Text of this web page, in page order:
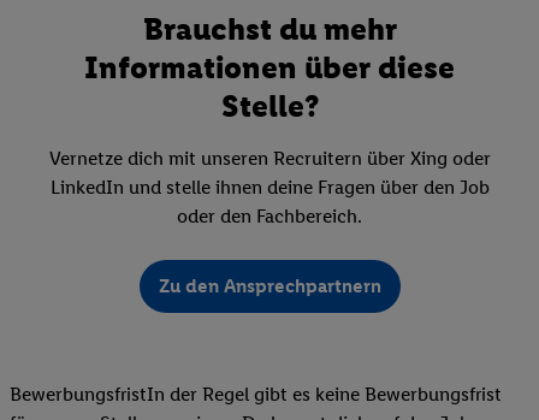
Brauchst du mehr
Informationen über diese
Stelle?
Vernetze dich mit unseren Recruitern über Xing oder
LinkedIn und stelle ihnen deine Fragen über den Job
oder den Fachbereich.
Zu den Ansprechpartnern
BewerbungsfristIn der Regel gibt es keine Bewerbungsfrist